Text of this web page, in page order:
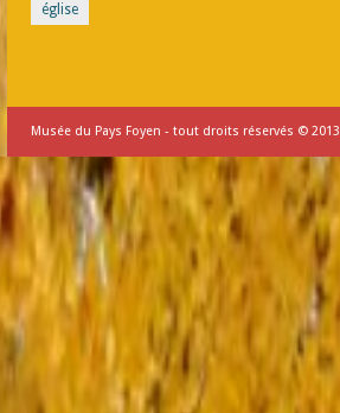
église
Musée du Pays Foyen - tout droits réservés © 2013